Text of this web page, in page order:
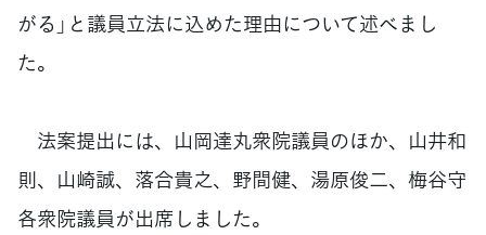
がる」と議員立法に込めた理由について述べまし
た。
法案提出には、山岡達丸衆院議員のほか、山井和
則、山崎誠、落合貴之、野間健、湯原俊二、梅谷守
各衆院議員が出席しました。